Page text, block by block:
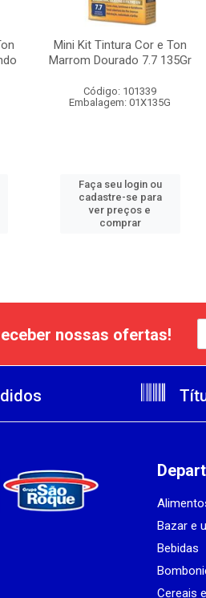
Mini Kit Tintura Cor e Ton
Marrom Dourado 7.7 135Gr
Código: 101339
Embalagem: 01X135G
Faça seu login ou
cadastre-se para
ver preços e
comprar
nossas ofertas!
Bazar e
Bebidas
Cereais